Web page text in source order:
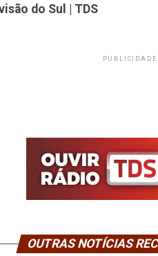
do Sul | TDS
PUBLICIDADE
OUTRAS NOTÍCIAS